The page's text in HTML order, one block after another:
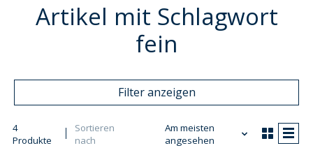
Artikel mit Schlagwort
fein
Filter anzeigen
4
Produkte
Sortieren
nach
Am meisten
angesehen